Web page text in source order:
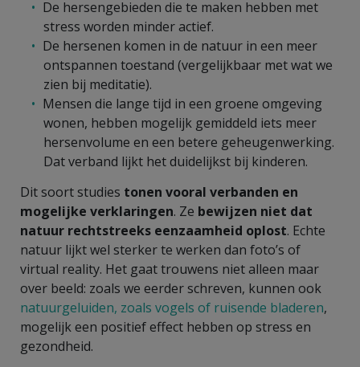
De hersengebieden die te maken hebben met
stress worden minder actief.
De hersenen komen in de natuur in een meer
ontspannen toestand (vergelijkbaar met wat we
zien bij meditatie).
Mensen die lange tijd in een groene omgeving
wonen, hebben mogelijk gemiddeld iets meer
hersenvolume en een betere geheugenwerking.
Dat verband lijkt het duidelijkst bij kinderen.
Dit soort studies tonen vooral verbanden en
mogelijke verklaringen. Ze bewijzen niet dat
natuur rechtstreeks eenzaamheid oplost. Echte
natuur lijkt wel sterker te werken dan foto’s of
virtual reality. Het gaat trouwens niet alleen maar
over beeld: zoals we eerder schreven, kunnen ook
natuurgeluiden, zoals vogels of ruisende bladeren,
mogelijk een positief effect hebben op stress en
gezondheid.